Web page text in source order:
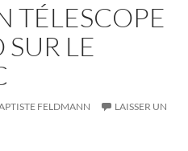
TÉLESCOPE
SUR LE
FELDMANN
LAISSER UN